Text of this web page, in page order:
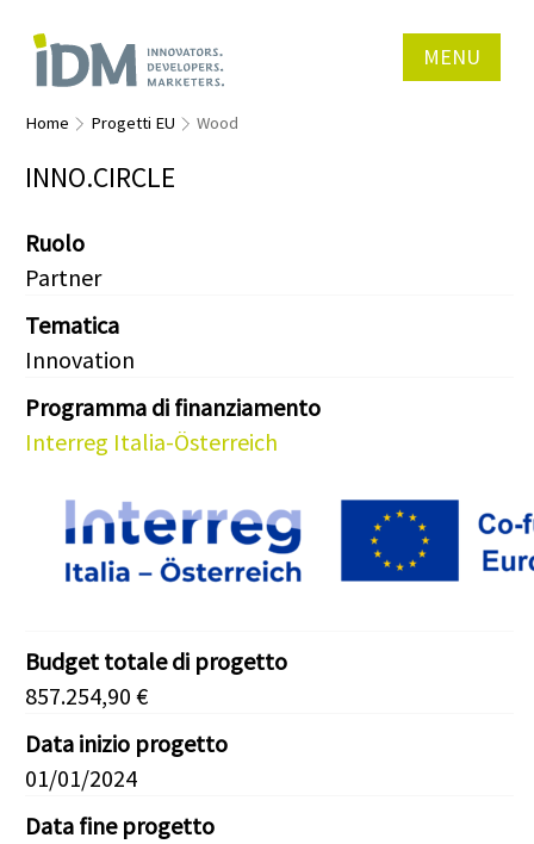
MENU
Home Progetti EU Wood
INNO.CIRCLE
Ruolo
Partner
Tematica
Innovation
Programma di finanziamento
Interreg Italia-Österreich
Budget totale di progetto
857.254,90 €
Data inizio progetto
01/01/2024
Data fine progetto